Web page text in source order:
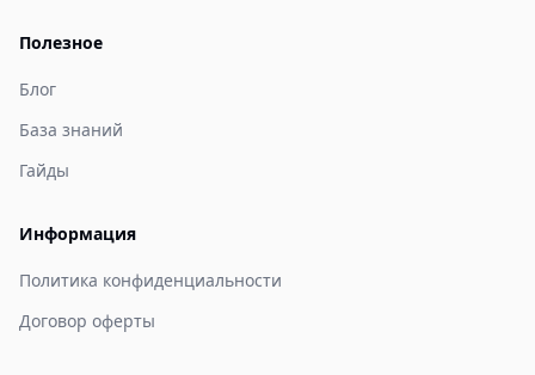
Полезное
Блог
База знаний
Гайды
Информация
Политика конфиденциальности
Договор оферты